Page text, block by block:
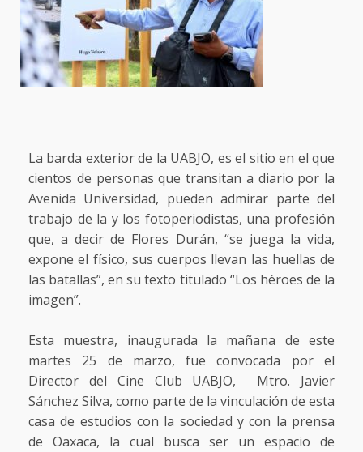
La barda exterior de la UABJO, es el sitio en el que
cientos de personas que transitan a diario por la
Avenida Universidad, pueden admirar parte del
trabajo de la y los fotoperiodistas, una profesión
que, a decir de Flores Durán, “se juega la vida,
expone el físico, sus cuerpos llevan las huellas de
las batallas”, en su texto titulado “Los héroes de la
imagen”.
Esta muestra, inaugurada la mañana de este
martes 25 de marzo, fue convocada por el
Director del Cine Club UABJO, Mtro. Javier
Sánchez Silva, como parte de la vinculación de esta
casa de estudios con la sociedad y con la prensa
de Oaxaca, la cual busca ser un espacio de